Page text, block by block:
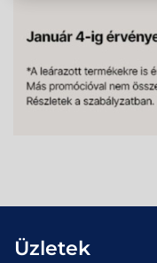
Üzletek